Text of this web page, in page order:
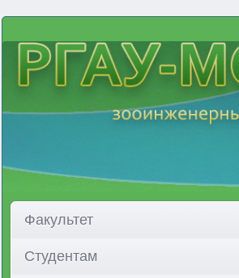
Факультет
Студентам